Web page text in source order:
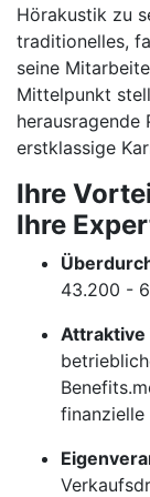
Hörakustik zu
traditionelles,
seine
Mittelpunkt
erstklassige
Ihre
Ihre
43.200 -
Attraktive
finanzielle